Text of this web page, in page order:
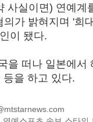
사실이면) 연예계
의가 밝혀지며 '희
이 됐다.
을 떠나 일본에서
등을 하고 있다.